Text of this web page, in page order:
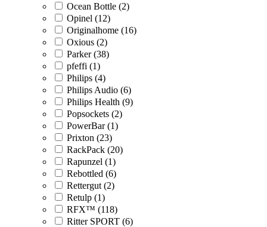
Ocean Bottle (2)
Opinel (12)
Originalhome (16)
Oxious (2)
Parker (38)
pfeffi (1)
Philips (4)
Philips Audio (6)
Philips Health (9)
Popsockets (2)
PowerBar (1)
Prixton (23)
RackPack (20)
Rapunzel (1)
Rebottled (6)
Rettergut (2)
Retulp (1)
RFX™ (118)
Ritter SPORT (6)